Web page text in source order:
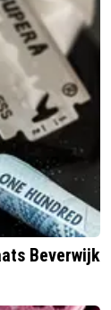
Beverwijk